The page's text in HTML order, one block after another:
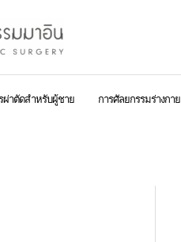
ผ่าตัดสำหรับผู้ชาย การศัลยกรรมร่างกาย
เพื่อการ